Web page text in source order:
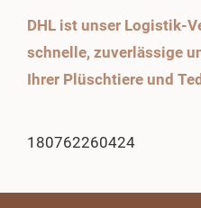
DHL ist unser Logistik-
schnelle, zuverlässige
Ihrer Plüschtiere und
180762260424